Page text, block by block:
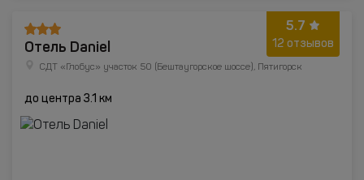
5.7
12 отзывов
Отель Daniel
СДТ «Глобус» участок 50 (Бештаугорское шоссе), Пятигорск
до центра 3.1 км